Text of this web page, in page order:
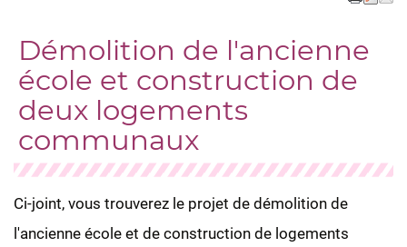
Démolition de l'ancienne
école et construction de
deux logements
communaux
Ci-joint, vous trouverez le projet de démolition de
l'ancienne école et de construction de logements